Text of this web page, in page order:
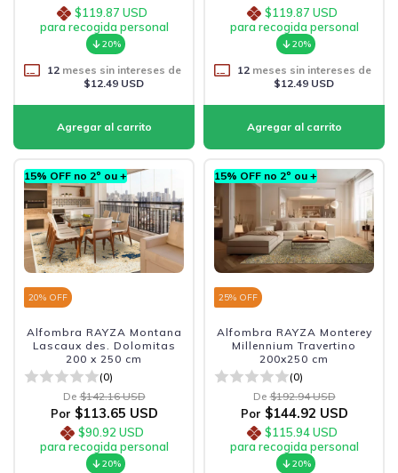
$119.87 USD
para recogida personal
20%
12meses sin intereses de
$12.49 USD
$119.87 USD
para recogida personal
20%
12meses sin intereses de
$12.49 USD
15% OFF no 2º ou +
20% OFF
Alfombra RAYZA Montana
Lascaux des. Dolomitas
200 x 250 cm
(0)
De $142.16 USD
Por $113.65 USD
$90.92 USD
para recogida personal
20%
15% OFF no 2º ou +
25% OFF
Alfombra RAYZA Monterey
Millennium Travertino
200x250 cm
(0)
De $192.94 USD
Por $144.92 USD
$115.94 USD
para recogida personal
20%